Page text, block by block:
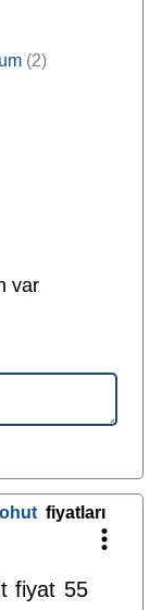
(2)
var
fiyatları
fiyat 55